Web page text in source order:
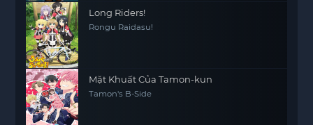
Long Riders!
Rongu Raidasu!
Mặt Khuất Của Tamon-kun
Tamon's B-Side